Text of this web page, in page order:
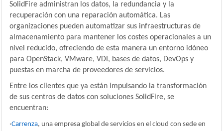
SolidFire administran los datos, la redundancia y la
recuperación con una reparación automática. Las
organizaciones pueden automatizar sus infraestructuras de
almacenamiento para mantener los costes operacionales a un
nivel reducido, ofreciendo de esta manera un entorno idóneo
para OpenStack, VMware, VDI, bases de datos, DevOps y
puestas en marcha de proveedores de servicios.
Entre los clientes que ya están impulsando la transformación
de sus centros de datos con soluciones SolidFire, se
encuentran:
·Carrenza, una empresa global de servicios en el cloud con sede en